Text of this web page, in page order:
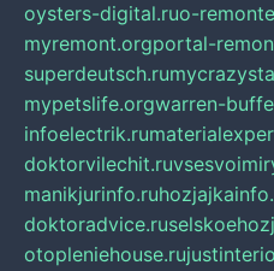
oysters-digital.ruo-
myremont.orgportal-
superdeutsch.ru
mypetslife.orgwarren-
infoelectrik.ru
doktorvilechit.ru
manikjurinfo.ru
doktoradvice.ru
otopleniehouse.ru